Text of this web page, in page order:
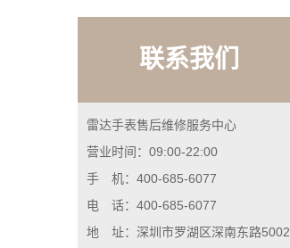
联系我们
雷达手表售后维修服务中心
营业时间：09:00-22:00
手 机：400-685-6077
电 话：400-685-6077
地 址：深圳市罗湖区深南东路5002